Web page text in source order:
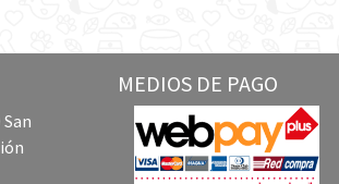
MEDIOS DE PAGO